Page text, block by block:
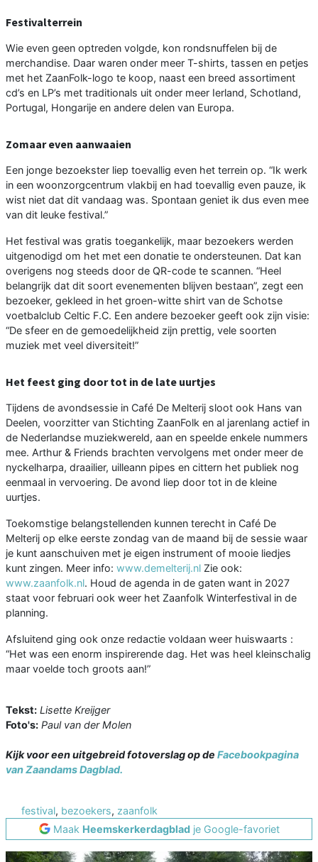
Festivalterrein
Wie even geen optreden volgde, kon rondsnuffelen bij de
merchandise. Daar waren onder meer T-shirts, tassen en petjes
met het ZaanFolk-logo te koop, naast een breed assortiment
cd’s en LP’s met traditionals uit onder meer Ierland, Schotland,
Portugal, Hongarije en andere delen van Europa.
Zomaar even aanwaaien
Een jonge bezoekster liep toevallig even het terrein op. “Ik werk
in een woonzorgcentrum vlakbij en had toevallig even pauze, ik
wist niet dat dit vandaag was. Spontaan geniet ik dus even mee
van dit leuke festival.”
Het festival was gratis toegankelijk, maar bezoekers werden
uitgenodigd om het met een donatie te ondersteunen. Dat kan
overigens nog steeds door de QR-code te scannen. “Heel
belangrijk dat dit soort evenementen blijven bestaan”, zegt een
bezoeker, gekleed in het groen-witte shirt van de Schotse
voetbalclub Celtic F.C. Een andere bezoeker geeft ook zijn visie:
“De sfeer en de gemoedelijkheid zijn prettig, vele soorten
muziek met veel diversiteit!”
Het feest ging door tot in de late uurtjes
Tijdens de avondsessie in Café De Melterij sloot ook Hans van
Deelen, voorzitter van Stichting ZaanFolk en al jarenlang actief in
de Nederlandse muziekwereld, aan en speelde enkele nummers
mee. Arthur & Friends brachten vervolgens met onder meer de
nyckelharpa, draailier, uilleann pipes en cittern het publiek nog
eenmaal in vervoering. De avond liep door tot in de kleine
uurtjes.
Toekomstige belangstellenden kunnen terecht in Café De
Melterij op elke eerste zondag van de maand bij de sessie waar
je kunt aanschuiven met je eigen instrument of mooie liedjes
kunt zingen. Meer info: www.demelterij.nl Zie ook:
www.zaanfolk.nl. Houd de agenda in de gaten want in 2027
staat voor februari ook weer het Zaanfolk Winterfestival in de
planning.
Afsluitend ging ook onze redactie voldaan weer huiswaarts :
“Het was een enorm inspirerende dag. Het was heel kleinschalig
maar voelde toch groots aan!”
Tekst: Lisette Kreijger
Foto's: Paul van der Molen
Kijk voor een uitgebreid fotoverslag op de Facebookpagina
van Zaandams Dagblad.
festival, bezoekers, zaanfolk
Maak Heemskerkerdagbladje Google-favoriet